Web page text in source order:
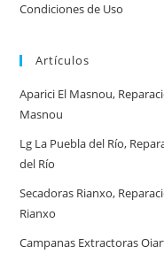
y
en
Condiciones de Uso
Artículos
Aparici El Masnou,
Masnou
Lg La Puebla del Río,
del Río
Secadoras Rianxo,
Rianxo
Campanas Extractoras